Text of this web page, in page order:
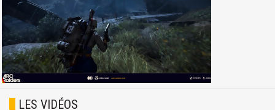
LES VIDÉOS